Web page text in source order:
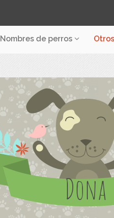
Nombres de perros
Dona